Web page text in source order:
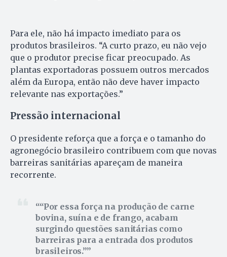
Para ele, não há impacto imediato para os
produtos brasileiros. “A curto prazo, eu não vejo
que o produtor precise ficar preocupado. As
plantas exportadoras possuem outros mercados
além da Europa, então não deve haver impacto
relevante nas exportações.”
Pressão internacional
O presidente reforça que a força e o tamanho do
agronegócio brasileiro contribuem com que novas
barreiras sanitárias apareçam de maneira
recorrente.
“Por essa força na produção de carne
bovina, suína e de frango, acabam
surgindo questões sanitárias como
barreiras para a entrada dos produtos
brasileiros.”